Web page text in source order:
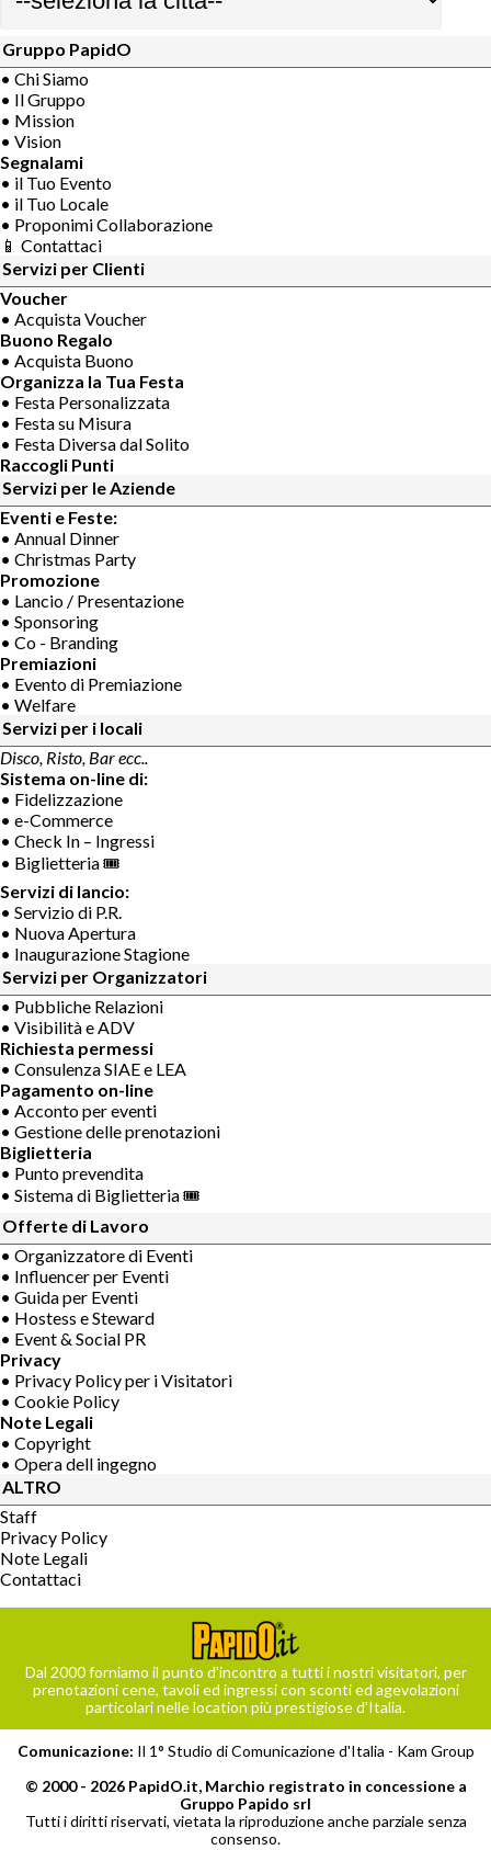
Gruppo PapidO
• Chi Siamo
• Il Gruppo
• Mission
• Vision
Segnalami
• il Tuo Evento
• il Tuo Locale
• Proponimi Collaborazione
📱 Contattaci
Servizi per Clienti
Voucher
• Acquista Voucher
Buono Regalo
• Acquista Buono
Organizza la Tua Festa
• Festa Personalizzata
• Festa su Misura
• Festa Diversa dal Solito
Raccogli Punti
Servizi per le Aziende
Eventi e Feste:
• Annual Dinner
• Christmas Party
Promozione
• Lancio / Presentazione
• Sponsoring
• Co - Branding
Premiazioni
• Evento di Premiazione
• Welfare
Servizi per i locali
Disco, Risto, Bar ecc..
Sistema on-line di:
• Fidelizzazione
• e-Commerce
• Check In – Ingressi
• Biglietteria 🎟
Servizi di lancio:
• Servizio di P.R.
• Nuova Apertura
• Inaugurazione Stagione
Servizi per Organizzatori
• Pubbliche Relazioni
• Visibilità e ADV
Richiesta permessi
• Consulenza SIAE e LEA
Pagamento on-line
• Acconto per eventi
• Gestione delle prenotazioni
Biglietteria
• Punto prevendita
• Sistema di Biglietteria 🎟
Offerte di Lavoro
• Organizzatore di Eventi
• Influencer per Eventi
• Guida per Eventi
• Hostess e Steward
• Event & Social PR
Privacy
• Privacy Policy per i Visitatori
• Cookie Policy
Note Legali
• Copyright
• Opera dell ingegno
ALTRO
Staff
Privacy Policy
Note Legali
Contattaci
Dal 2000 forniamo il punto d’incontro a tutti i nostri visitatori, per
prenotazioni cene, tavoli ed ingressi con sconti ed agevolazioni
particolari nelle location più prestigiose d’Italia.
Comunicazione: Il 1° Studio di Comunicazione d'Italia - Kam Group
© 2000 - 2026 PapidO.it, Marchio registrato in concessione a
Gruppo Papido srl
Tutti i diritti riservati, vietata la riproduzione anche parziale senza
consenso.